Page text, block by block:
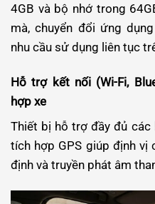
4GB và bộ nhớ trong
mà, chuyển đổi ứng
nhu cầu sử dụng liên tục
Hỗ trợ kết nối (Wi-Fi,
hợp xe
Thiết bị hỗ trợ đầy đủ các
tích hợp GPS giúp định vị
định và truyền phát âm